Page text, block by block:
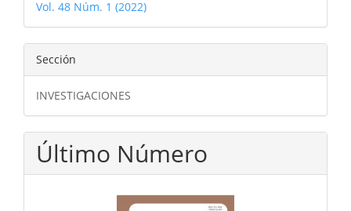
Vol. 48 Núm. 1 (2022)
Sección
INVESTIGACIONES
Último Número